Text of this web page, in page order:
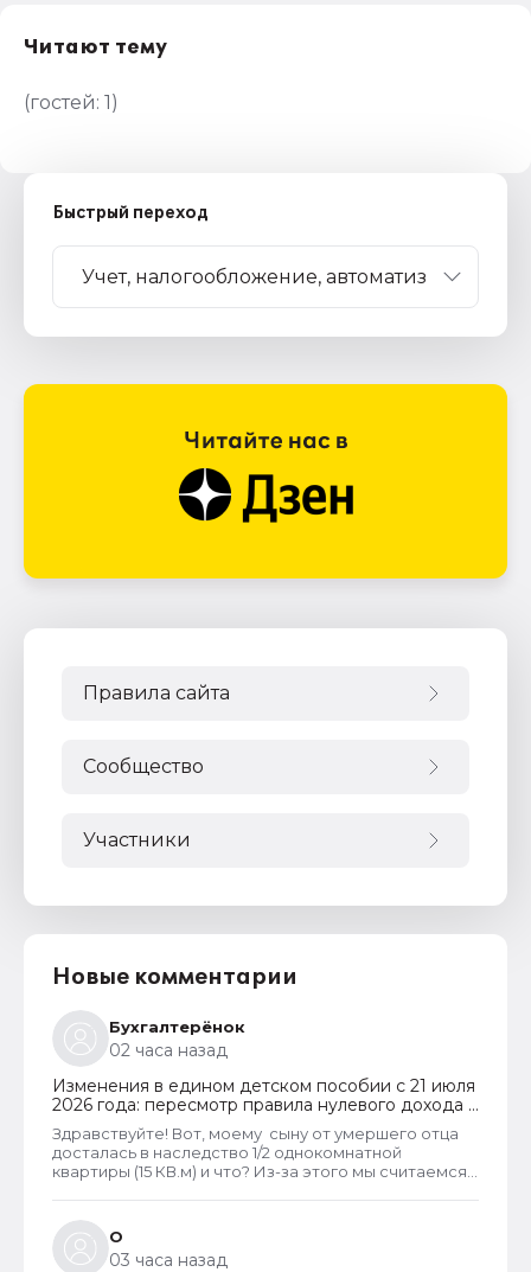
Читают тему
(гостей: 1)
Быстрый переход
Правила сайта
Сообщество
Участники
Новые комментарии
Бухгалтерёнок
02 часа назад
Изменения в едином детском пособии с 21 июля
2026 года: пересмотр правила нулевого дохода и
новый порядок оформления пособий по месту
пребывания
Здравствуйте! Вот, моему сыну от умершего отца
досталась в наследство 1/2 однокомнатной
квартиры (15 КВ.м) и что? Из-за этого мы считаемся
наследства играют роль.
О
03 часа назад